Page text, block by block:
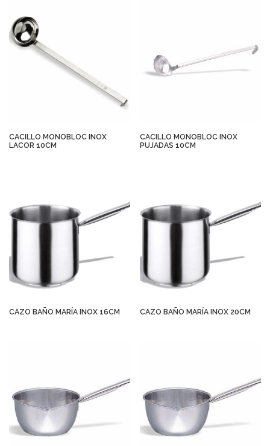
CACILLO MONOBLOC INOX
LACOR 10CM
CACILLO MONOBLOC INOX
PUJADAS 10CM
CAZO BAÑO MARÍA INOX 16CM CAZO BAÑO MARÍA INOX 20CM